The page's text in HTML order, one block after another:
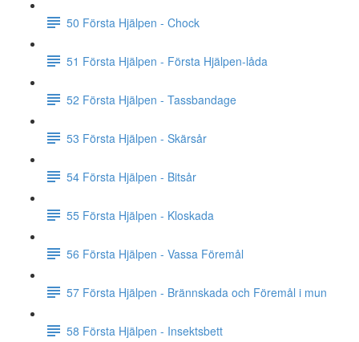
50 Första Hjälpen - Chock
51 Första Hjälpen - Första Hjälpen-låda
52 Första Hjälpen - Tassbandage
53 Första Hjälpen - Skärsår
54 Första Hjälpen - Bitsår
55 Första Hjälpen - Kloskada
56 Första Hjälpen - Vassa Föremål
57 Första Hjälpen - Brännskada och Föremål i mun
58 Första Hjälpen - Insektsbett